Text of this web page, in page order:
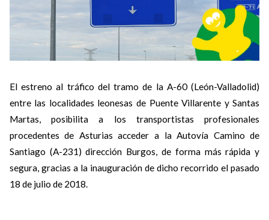
El estreno al tráfico del tramo de la A-60 (León-Valladolid)
entre las localidades leonesas de Puente Villarente y Santas
Martas, posibilita a los transportistas profesionales
procedentes de Asturias acceder a la Autovía Camino de
Santiago (A-231) dirección Burgos, de forma más rápida y
segura, gracias a la inauguración de dicho recorrido el pasado
18 de julio de 2018.